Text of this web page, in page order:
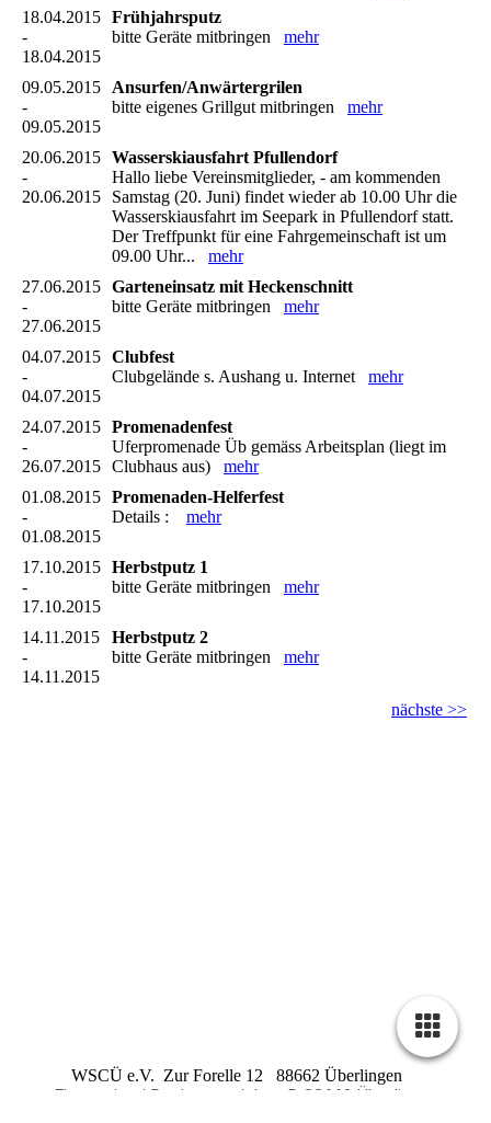
18.04.2015
-
18.04.2015
Frühjahrsputz
bitte Geräte mitbringen mehr
09.05.2015
-
09.05.2015
Ansurfen/Anwärtergrilen
bitte eigenes Grillgut mitbringen mehr
20.06.2015
-
20.06.2015
Wasserskiausfahrt Pfullendorf
Hallo liebe Vereinsmitglieder, - am kommenden
Samstag (20. Juni) findet wieder ab 10.00 Uhr die
Wasserskiausfahrt im Seepark in Pfullendorf statt.
Der Treffpunkt für eine Fahrgemeinschaft ist um
09.00 Uhr... mehr
27.06.2015
-
27.06.2015
Garteneinsatz mit Heckenschnitt
bitte Geräte mitbringen mehr
04.07.2015
-
04.07.2015
Clubfest
Clubgelände s. Aushang u. Internet mehr
24.07.2015
-
26.07.2015
Promenadenfest
Uferpromenade Üb gemäss Arbeitsplan (liegt im
Clubhaus aus) mehr
01.08.2015
-
01.08.2015
Promenaden-Helferfest
Details : mehr
17.10.2015
-
17.10.2015
Herbstputz 1
bitte Geräte mitbringen mehr
14.11.2015
-
14.11.2015
Herbstputz 2
bitte Geräte mitbringen mehr
nächste >>
WSCÜ e.V. Zur Forelle 12 88662 Überlingen
Firmensitz / Registergericht : D 88662 Überlingen